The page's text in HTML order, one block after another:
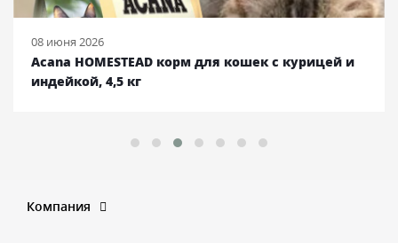
08 июня 2026
Acana HOMESTEAD корм для кошек с курицей и
индейкой, 4,5 кг
Компания